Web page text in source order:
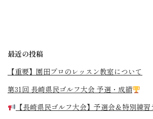
最近の投稿
【重要】園田プロのレッスン教室について
第31回 長崎県民ゴルフ大会 予選・成績
【長崎県民ゴルフ大会】予選会＆特別練